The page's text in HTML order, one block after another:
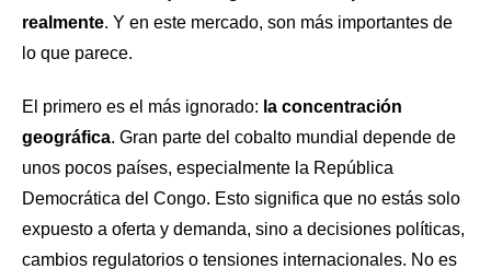
realmente. Y en este mercado, son más importantes de
lo que parece.
El primero es el más ignorado: la concentración
geográfica. Gran parte del cobalto mundial depende de
unos pocos países, especialmente la República
Democrática del Congo. Esto significa que no estás solo
expuesto a oferta y demanda, sino a decisiones políticas,
cambios regulatorios o tensiones internacionales. No es